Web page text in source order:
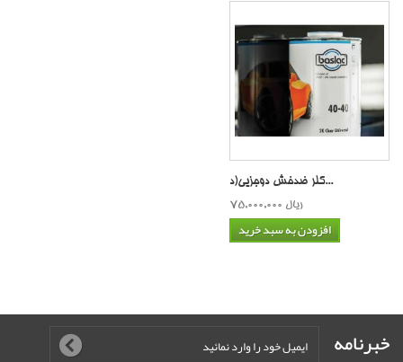
کلر ضدخش دوجزیی(د...
75,000,000 ریال
افزودن به سبد خرید
خبرنامه